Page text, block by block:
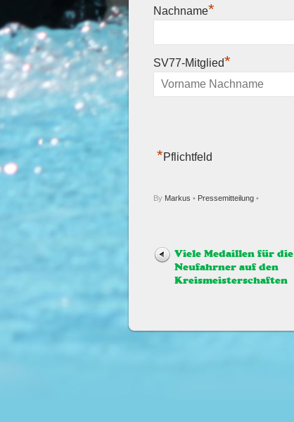
Nachname*
SV77-Mitglied*
*Pflichtfeld
By Markus • Pressemitteilung •
Viele Medaillen für die
Neufahrner auf den
Kreismeisterschaften